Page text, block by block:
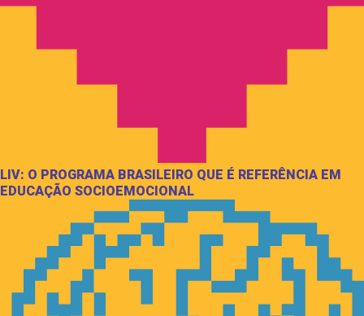
LIV: O PROGRAMA BRASILEIRO QUE É REFERÊNCIA EM
EDUCAÇÃO SOCIOEMOCIONAL